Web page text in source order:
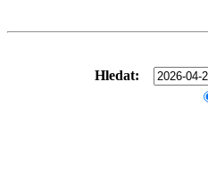
Hledat: